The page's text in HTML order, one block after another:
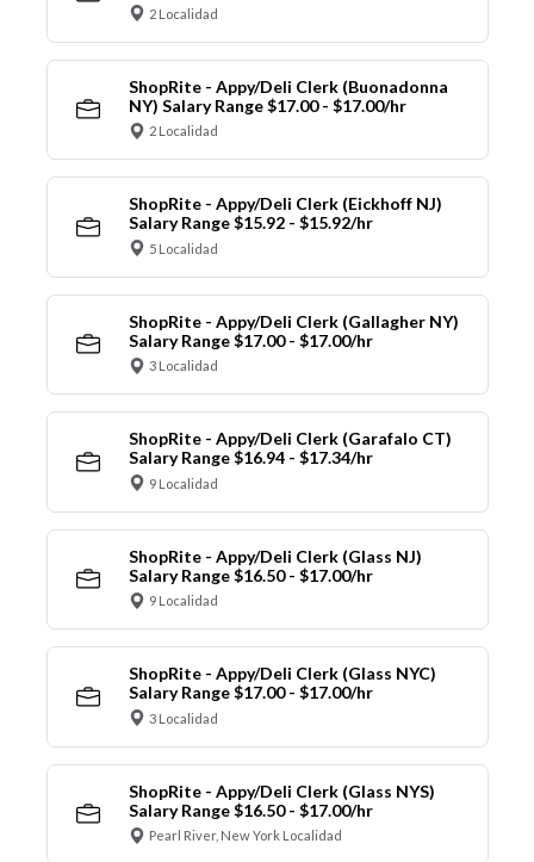
2 Localidad
ShopRite - Appy/Deli Clerk (Buonadonna
NY) Salary Range $17.00 - $17.00/hr
2 Localidad
ShopRite - Appy/Deli Clerk (Eickhoff NJ)
Salary Range $15.92 - $15.92/hr
5 Localidad
ShopRite - Appy/Deli Clerk (Gallagher NY)
Salary Range $17.00 - $17.00/hr
3 Localidad
ShopRite - Appy/Deli Clerk (Garafalo CT)
Salary Range $16.94 - $17.34/hr
9 Localidad
ShopRite - Appy/Deli Clerk (Glass NJ)
Salary Range $16.50 - $17.00/hr
9 Localidad
ShopRite - Appy/Deli Clerk (Glass NYC)
Salary Range $17.00 - $17.00/hr
3 Localidad
ShopRite - Appy/Deli Clerk (Glass NYS)
Salary Range $16.50 - $17.00/hr
Pearl River, New York Localidad